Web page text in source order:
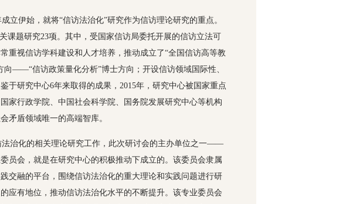
立伊始，就将“信访法治化”研究作为信访理论研究的重点。
课题研究23项。其中，受国家信访局委托开展的信访立法可
重视信访学科建设和人才培养，推动成立了“全国信访高等教
——“信访政策量化分析”博士方向；开设信访领域国际性、
于研究中心6年来取得的成果，2015年，研究中心被国家重点
行政学院、中国社会科学院、国务院发展研究中心等机构
矛盾领域唯一的高端智库。
治化的相关理论研究工作，此次研讨会的主办单位之一——
员会，就是在研究中心的积极推动下成立的。该委员会隶属
交融的平台，围绕信访法治化的重大理论和实践问题进行研
应有地位，推动信访法治化水平的不断提升。该专业委员会